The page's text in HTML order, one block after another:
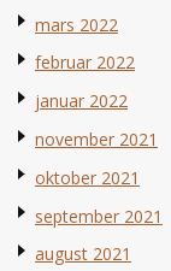
mars 2022
februar 2022
januar 2022
november 2021
oktober 2021
september 2021
august 2021